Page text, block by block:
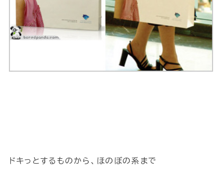
ドキっとするものから、ほのぼの系まで